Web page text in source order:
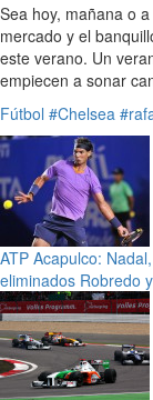
Sea hoy, mañana o
mercado y el
este verano. Un
empiecen a sonar
Fútbol #Chelsea
ATP Acapulco:
eliminados Robredo